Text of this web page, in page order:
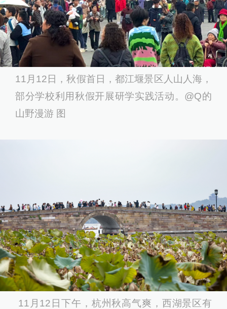
11月12日，秋假首日，都江堰景区人山人海，
部分学校利用秋假开展研学实践活动。@Q的
山野漫游 图
11月12日下午，杭州秋高气爽，西湖景区有